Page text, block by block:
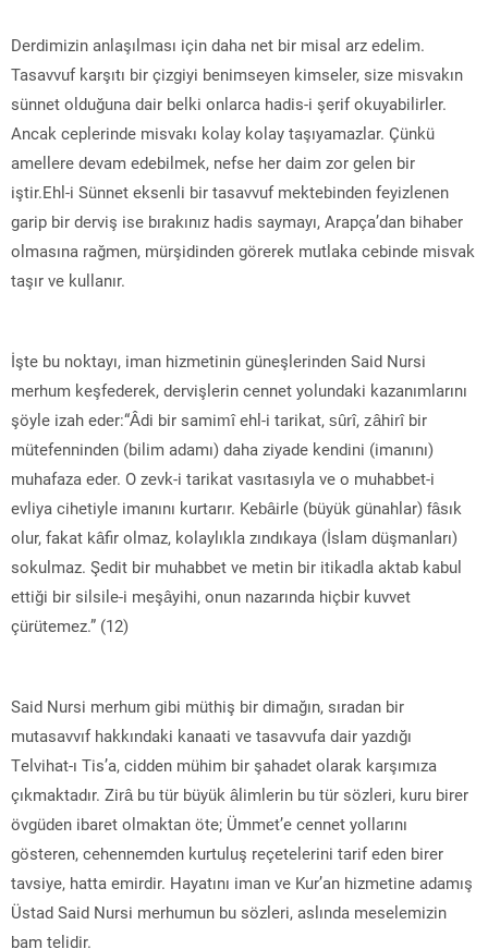
Derdimizin anlaşılması için daha net bir misal arz edelim.
Tasavvuf karşıtı bir çizgiyi benimseyen kimseler, size misvakın
sünnet olduğuna dair belki onlarca hadis-i şerif okuyabilirler.
Ancak ceplerinde misvakı kolay kolay taşıyamazlar. Çünkü
amellere devam edebilmek, nefse her daim zor gelen bir
iştir.Ehl-i Sünnet eksenli bir tasavvuf mektebinden feyizlenen
garip bir derviş ise bırakınız hadis saymayı, Arapça’dan bihaber
olmasına rağmen, mürşidinden görerek mutlaka cebinde misvak
taşır ve kullanır.
İşte bu noktayı, iman hizmetinin güneşlerinden Said Nursi
merhum keşfederek, dervişlerin cennet yolundaki kazanımlarını
şöyle izah eder:“Âdi bir samimî ehl-i tarikat, sûrî, zâhirî bir
mütefenninden (bilim adamı) daha ziyade kendini (imanını)
muhafaza eder. O zevk-i tarikat vasıtasıyla ve o muhabbet-i
evliya cihetiyle imanını kurtarır. Kebâirle (büyük günahlar) fâsık
olur, fakat kâfir olmaz, kolaylıkla zındıkaya (İslam düşmanları)
sokulmaz. Şedit bir muhabbet ve metin bir itikadla aktab kabul
ettiği bir silsile-i meşâyihi, onun nazarında hiçbir kuvvet
çürütemez.” (12)
Said Nursi merhum gibi müthiş bir dimağın, sıradan bir
mutasavvıf hakkındaki kanaati ve tasavvufa dair yazdığı
Telvihat-ı Tis’a, cidden mühim bir şahadet olarak karşımıza
çıkmaktadır. Zirâ bu tür büyük âlimlerin bu tür sözleri, kuru birer
övgüden ibaret olmaktan öte; Ümmet’e cennet yollarını
gösteren, cehennemden kurtuluş reçetelerini tarif eden birer
tavsiye, hatta emirdir. Hayatını iman ve Kur’an hizmetine adamış
Üstad Said Nursi merhumun bu sözleri, aslında meselemizin
bam telidir.